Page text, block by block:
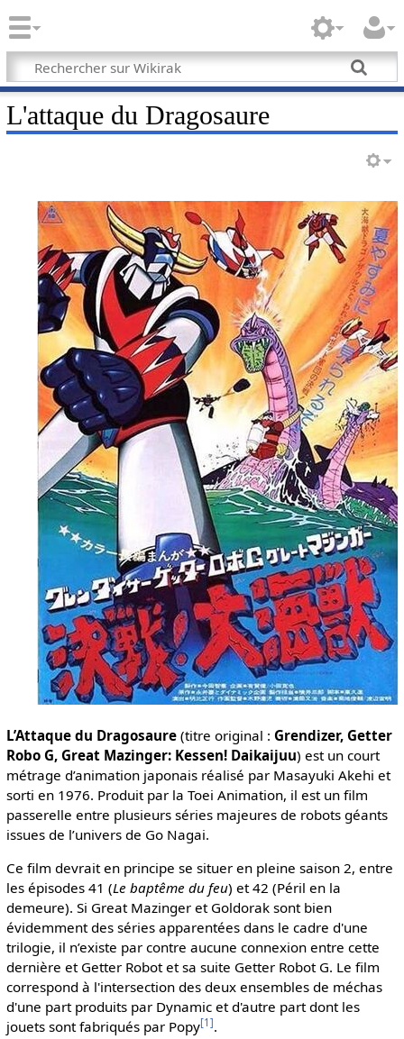
L'attaque du Dragosaure
L’Attaque du Dragosaure(titre original : Grendizer, Getter
Robo G, Great Mazinger: Kessen! Daikaijuu) est un court
métrage d’animation japonais réalisé par Masayuki Akehi et
sorti en 1976. Produit par la Toei Animation, il est un film
passerelle entre plusieurs séries majeures de robots géants
issues de l’univers de Go Nagai.
Ce film devrait en principe se situer en pleine saison 2, entre
les épisodes 41 (Le baptême du feu) et 42 (Péril en la
demeure). Si Great Mazinger et Goldorak sont bien
évidemment des séries apparentées dans le cadre d'une
trilogie, il n’existe par contre aucune connexion entre cette
dernière et Getter Robot et sa suite Getter Robot G. Le film
correspond à l'intersection des deux ensembles de méchas
d'une part produits par Dynamic et d'autre part dont les
jouets sont fabriqués par Popy[1 ].